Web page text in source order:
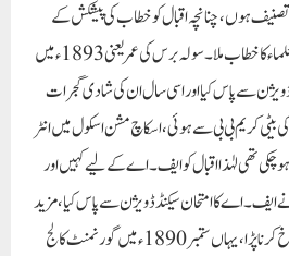
ہوں ، چنانچہ اقبال کو خطاب کی پیشکش کے
موقع پر سید میر حسن کو بھی شمس العلماء کا خطاب ملا ۔ سولہ برس کی عمر یعنی 1893ء میں
سے پاس کیا اور اسی سال ان کی شادی گجرات
کریم بی بی سے ہوئی ، اسکاچ مشن اسکول میں انٹر
تھی لہٰذا اقبال کو ایف ۔ اے کے لیے کہیں اور
میں اقبال نے ایف ۔ اے کا امتحان سیکنڈ ڈویژن سے پاس کیا ، مزید
تعلیم کے حصول کے لیے لاہور کا رخ کرنا پڑا ، یہاں ستمبر 1890ء میں گورنمنٹ کالج